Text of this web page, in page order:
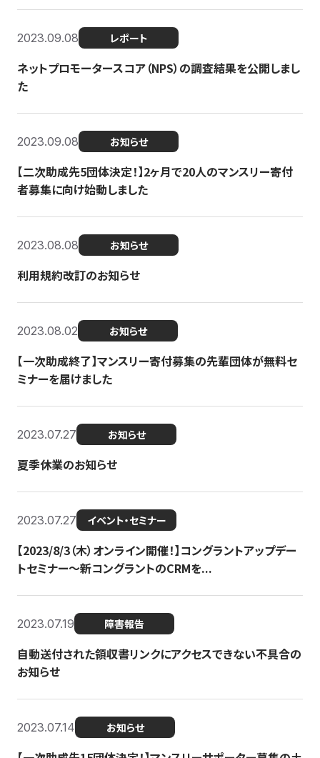
2023.09.08 レポート
ネットプロモータースコア（NPS）の調査結果を公開しまし
た
2023.09.08 お知らせ
【二次助成先5団体決定！】2ヶ月で20人のマンスリー寄付
者募集に向け始動しました
2023.08.08 お知らせ
利用規約改訂のお知らせ
2023.08.02 お知らせ
【一次助成終了】マンスリー寄付募集の先輩団体が無料セ
ミナーを届けました
2023.07.27 お知らせ
夏季休業のお知らせ
2023.07.27 イベント・セミナー
【2023/8/3（木）オンライン開催！】コングラントアップデー
トセミナー〜新コングラントのCRMを...
2023.07.19 障害報告
自動送付された領収書リンクにアクセスできない不具合の
お知らせ
2023.07.14 お知らせ